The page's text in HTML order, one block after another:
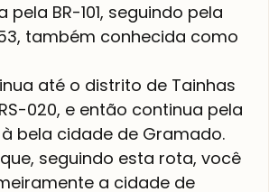
BR-101, seguindo pela
também conhecida como
até o distrito de Tainhas
020, e então continua pela
à bela cidade de Gramado.
seguindo esta rota, você
a cidade de